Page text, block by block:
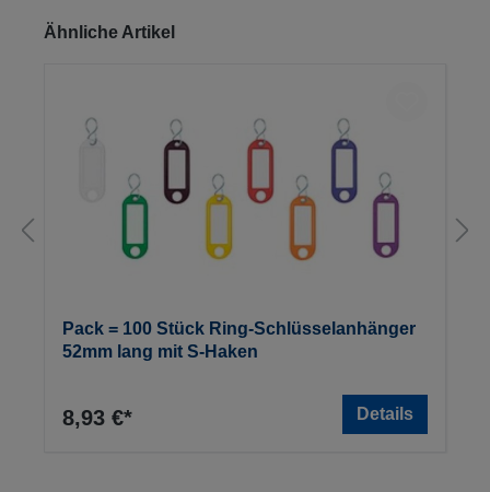
Produktgalerie überspringen
Ähnliche Artikel
Pack = 100 Stück Ring-Schlüsselanhänger
52mm lang mit S-Haken
8,93 €* Details